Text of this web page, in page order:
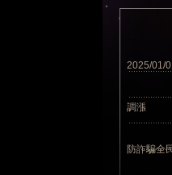
2025/01/
調漲
防詐騙全